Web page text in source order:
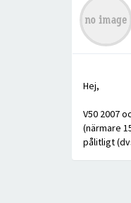
Hej,
V50 2007
(närmare
pålitligt